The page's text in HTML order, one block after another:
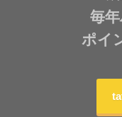
毎
ポイ